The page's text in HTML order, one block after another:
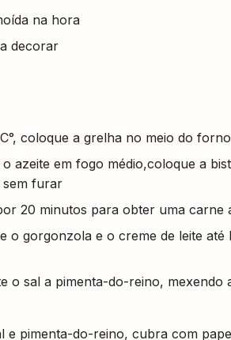
na hora
decorar
coloque a grelha no meio do
azeite em fogo médio,coloque a
sem furar
20 minutos para obter uma carne
o gorgonzola e o creme de leite
o sal a pimenta-do-reino,
e pimenta-do-reino, cubra com